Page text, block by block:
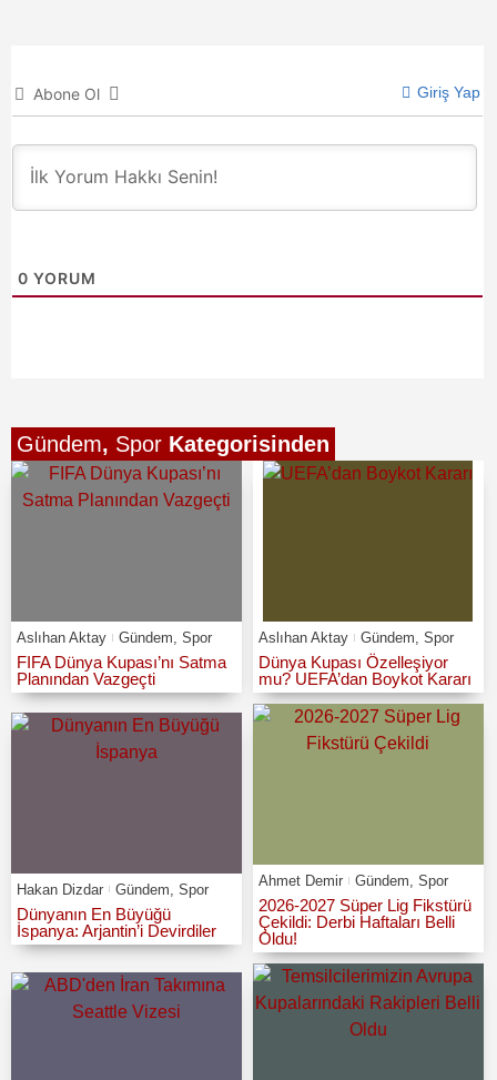
Abone Ol Giriş Yap
0 YORUM
Gündem, Spor Kategorisinden
Aslıhan Aktay Gündem, Spor
FIFA Dünya Kupası’nı Satma
Planından Vazgeçti
Aslıhan Aktay Gündem, Spor
Dünya Kupası Özelleşiyor
mu? UEFA’dan Boykot Kararı
Hakan Dizdar Gündem Spor
Dünyanın En Büyüğü
İspanya: Arjantin’i Devirdiler
Ahmet Demir Gündem, Spor
2026-2027 Süper Lig Fikstürü
Çekildi: Derbi Haftaları Belli
Oldu!